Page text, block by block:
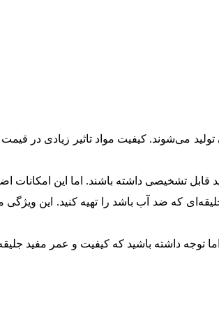
می‌شوند. کیفیت مواد تاثیر زیادی در
تشخیصی داشته باشند. اما این امکانات
که ضد آب باشد را تهیه کنید. این ویژگی
توجه داشته باشید که کیفیت و عمر مفید